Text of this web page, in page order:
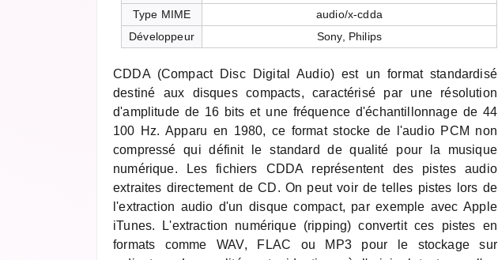
Type MIME
audio/x-cdda
Développeur
Sony, Philips
CDDA (Compact Disc Digital Audio) est un format standardisé
destiné aux disques compacts, caractérisé par une résolution
d'amplitude de 16 bits et une fréquence d'échantillonnage de 44
100 Hz. Apparu en 1980, ce format stocke de l'audio PCM non
compressé qui définit le standard de qualité pour la musique
numérique. Les fichiers CDDA représentent des pistes audio
extraites directement de CD. On peut voir de telles pistes lors de
l'extraction audio d'un disque compact, par exemple avec Apple
iTunes. L'extraction numérique (ripping) convertit ces pistes en
formats comme WAV, FLAC ou MP3 pour le stockage sur